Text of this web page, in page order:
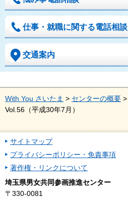
仕事・就職に関する電話相談
交通案内
With You さいたま > センターの概要 >
Vol.56（平成30年7月）
サイトマップ
プライバシーポリシー・免責事項
著作権・リンクについて
埼玉県男女共同参画推進センター
〒330-0081